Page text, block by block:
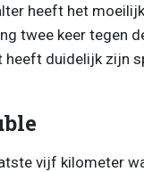
heeft het
twee keer tegen
heeft duidelijk zijn
vijf kilometer